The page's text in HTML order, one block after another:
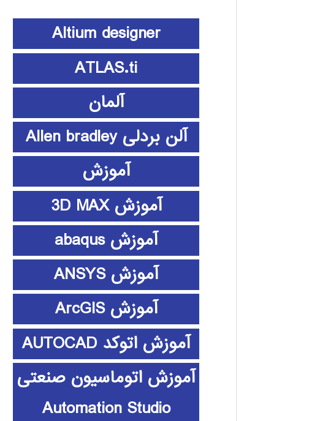
Altium designer
ATLAS.ti
آلمان
آلن بردلی Allen bradley
آموزش
آموزش 3D MAX
آموزش abaqus
آموزش ANSYS
آموزش ArcGIS
آموزش اتوکد AUTOCAD
آموزش اتوماسیون صنعتی
Automation Studio